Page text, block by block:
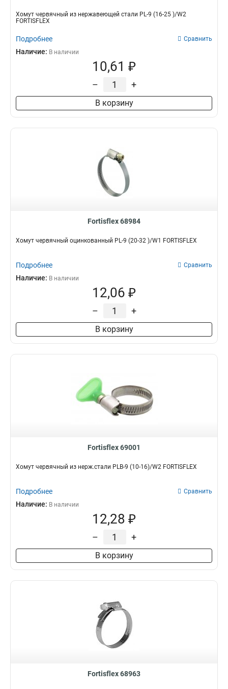
Хомут червячный из нержавеющей стали PL-9 (16-25 )/W2
FORTISFLEX
Подробнее Сравнить
Наличие: В наличии
10,61 ₽
– +
В корзину
Fortisflex 68984
Хомут червячный оцинкованный PL-9 (20-32 )/W1 FORTISFLEX
Подробнее Сравнить
Наличие: В наличии
12,06 ₽
– +
В корзину
Fortisflex 69001
Хомут червячный из нерж.стали PLB-9 (10-16)/W2 FORTISFLEX
Подробнее Сравнить
Наличие: В наличии
12,28 ₽
– +
В корзину
Fortisflex 68963